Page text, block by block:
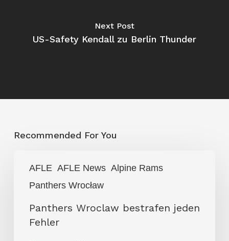
Next Post
US-Safety Kendall zu Berlin Thunder
Recommended For You
AFLE AFLE News Alpine Rams
Panthers Wrocław
Wroclaw
bestrafen
Fehler
Panthers Wroclaw bestrafen jeden
Fehler